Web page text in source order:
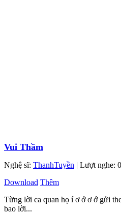
Vui Thầm
Nghệ sĩ: ThanhTuyền | Lượt nghe: 0
Download Thêm
Từng lời ca quan họ í ơ ớ ơ ớ gửi
bao lời...